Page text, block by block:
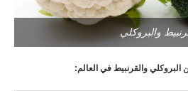
والبروكلي
البروكلي والقرنبيط في العالم: